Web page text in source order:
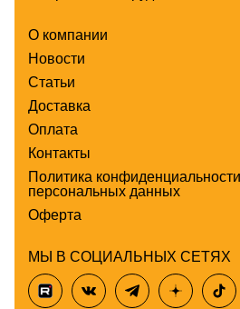
О компании
Новости
Статьи
Доставка
Оплата
Контакты
Политика
персональных данных
Оферта
МЫ В СОЦИАЛЬНЫХ СЕТЯХ